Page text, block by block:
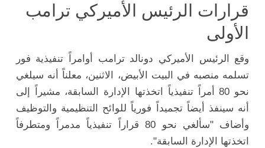
قرارات الرئيس الأميركي ترامب
الأولى
وقع الرئيس الأميركي دونالد ترامب أوامراً تنفيذية فور
تسلمه منصبه في البيت الأبيض، الاثنين، معلناً أنه سيلغي
نحو 80 أمراً تنفيذياً اتخذتها الإدارة السابقة، مشيراً إلى
أنه سينفذ أيضاً تجميداً فورياً للوائح التنظيمية والتوظيف
وأضاف "سألغي نحو 80 قراراً تنفيذياً مدمراً ومتطرفاً
اتخذتها الإدارة السابقة".